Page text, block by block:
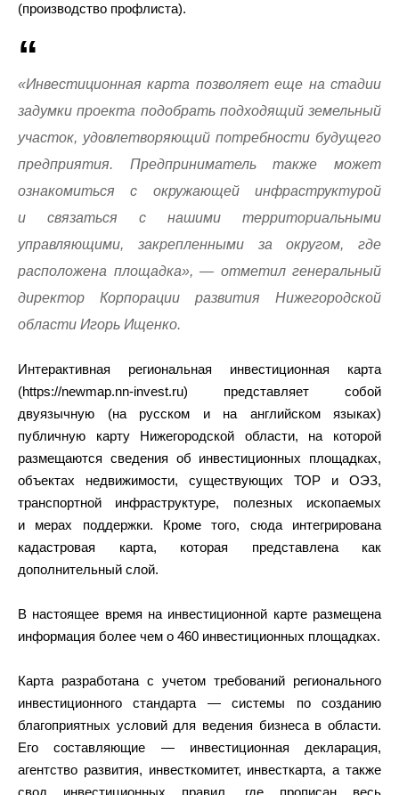
(производство профлиста).
«Инвестиционная карта позволяет еще на стадии
задумки проекта подобрать подходящий земельный
участок, удовлетворяющий потребности будущего
предприятия. Предприниматель также может
ознакомиться с окружающей инфраструктурой
и связаться с нашими территориальными
управляющими, закрепленными за округом, где
расположена площадка», — отметил генеральный
директор Корпорации развития Нижегородской
области Игорь Ищенко.
Интерактивная региональная инвестиционная карта
(https://newmap.nn-invest.ru) представляет собой
двуязычную (на русском и на английском языках)
публичную карту Нижегородской области, на которой
размещаются сведения об инвестиционных площадках,
объектах недвижимости, существующих ТОР и ОЭЗ,
транспортной инфраструктуре, полезных ископаемых
и мерах поддержки. Кроме того, сюда интегрирована
кадастровая карта, которая представлена как
дополнительный слой.
В настоящее время на инвестиционной карте размещена
информация более чем о 460 инвестиционных площадках.
Карта разработана с учетом требований регионального
инвестиционного стандарта — системы по созданию
благоприятных условий для ведения бизнеса в области.
Его составляющие — инвестиционная декларация,
агентство развития, инвесткомитет, инвесткарта, а также
свод инвестиционных правил, где прописан весь